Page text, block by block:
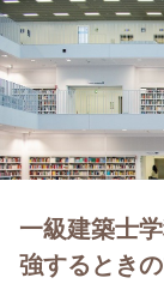
一級建築士
強するときの